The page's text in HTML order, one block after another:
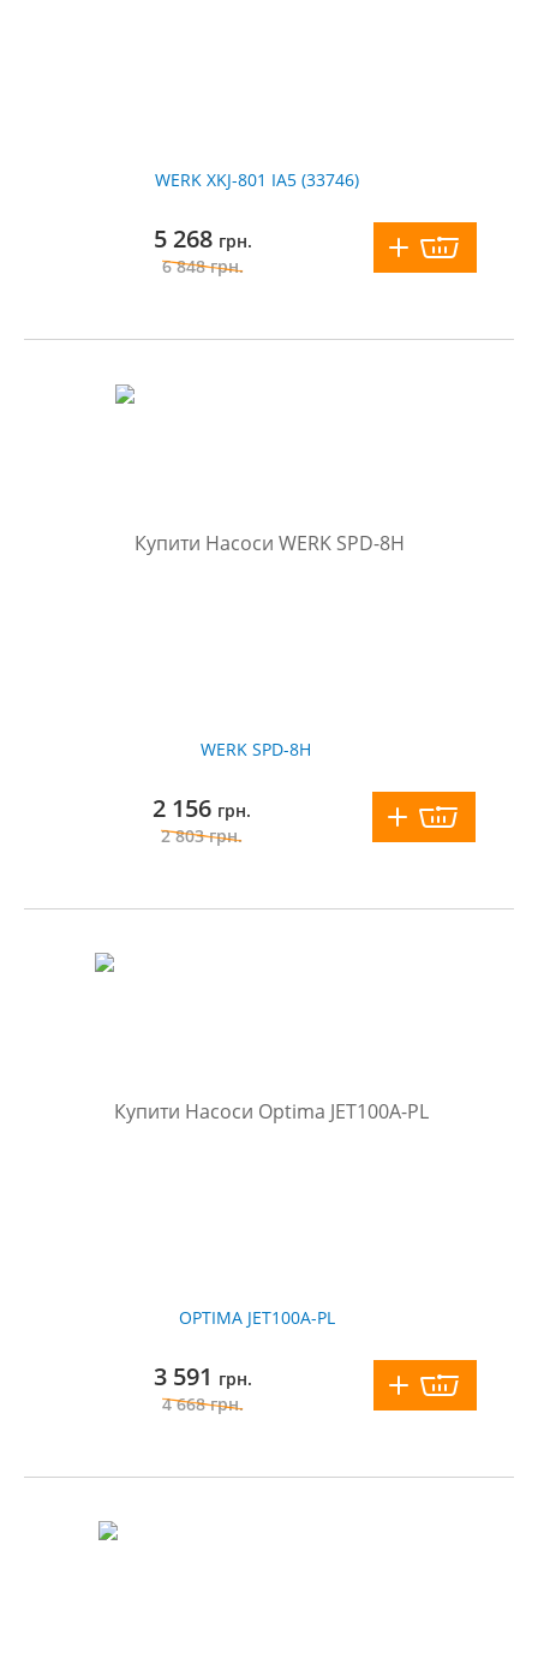
WERK XKJ-801 IA5 (33746)
5 268 грн.
6 848грн.
WERK SPD-8H
2 156 грн.
2 803грн.
OPTIMA JET100A-PL
3 591 грн.
4 668грн.